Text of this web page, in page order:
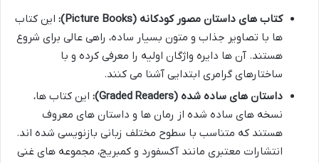
کتاب های داستان مصور کودکانه (Picture Books):
این کتاب
ها با تصاویر جذاب و متون بسیار ساده، راهی عالی برای شروع
هستند. آن ها دایره واژگان اولیه را معرفی کرده و با
ساختارهای گرامری ابتدایی آشنا می کنند.
داستان های ساده شده (Graded Readers):
این کتاب ها،
نسخه های ساده شده از رمان ها و داستان های معروف
هستند که متناسب با سطوح مختلف زبانی بازنویسی شده اند.
انتشارات معتبری مانند آکسفورد و کمبریج، مجموعه های غنی